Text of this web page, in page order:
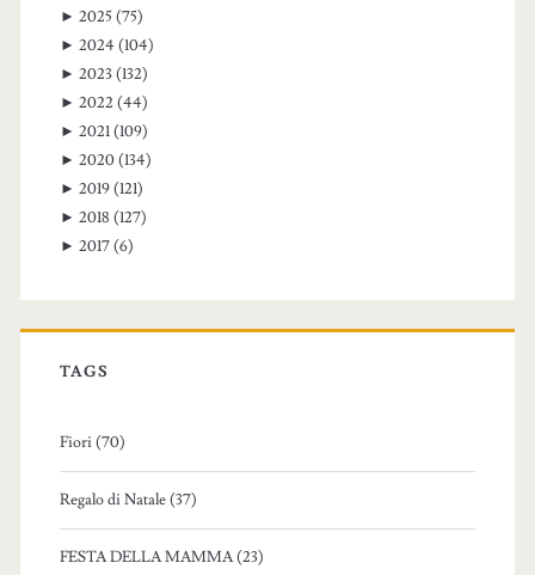
► 2025 (75)
► 2024 (104)
► 2023 (132)
► 2022 (44)
► 2021 (109)
► 2020 (134)
► 2019 (121)
► 2018 (127)
► 2017 (6)
TAGS
Fiori (70)
Regalo di Natale (37)
FESTA DELLA MAMMA (23)